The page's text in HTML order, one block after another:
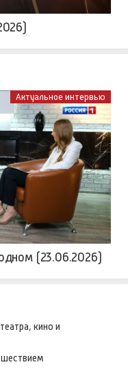
Актуальное интервью
(23.06.2026)
кино и
шествием